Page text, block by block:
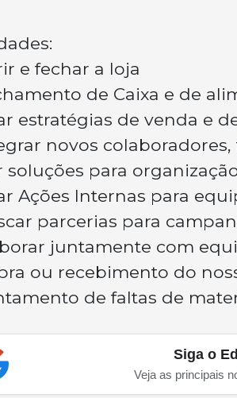
e fechar a loja
de Caixa e de
estratégias de venda e
novos
soluções para
Ações Internas para
parcerias para
juntamente com
ou recebimento do
de faltas de
Siga o
Veja as principais